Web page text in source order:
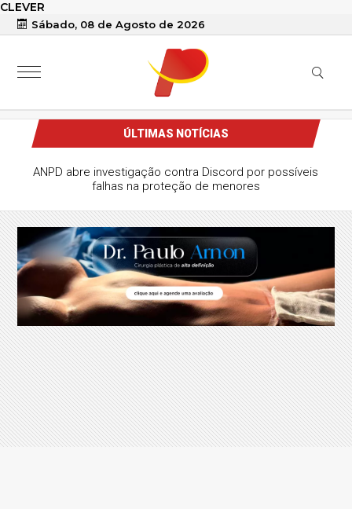
CLEVER
Sábado, 08 de Agosto de 2026
ÚLTIMAS NOTÍCIAS
ANPD abre investigação contra Discord por possíveis
falhas na proteção de menores